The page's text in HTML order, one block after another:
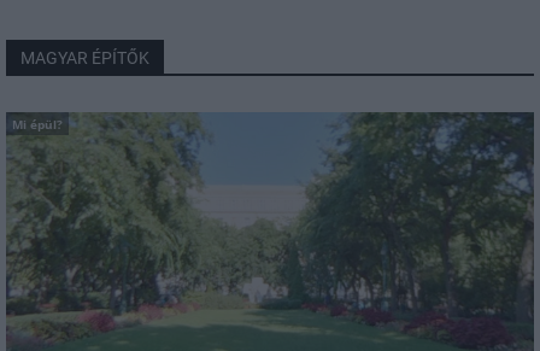
MAGYAR ÉPÍTŐK
Mi épül?